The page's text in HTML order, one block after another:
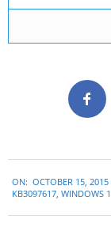
10-
ON: OCTOBER 15, 2015
KB3097617, WINDOWS